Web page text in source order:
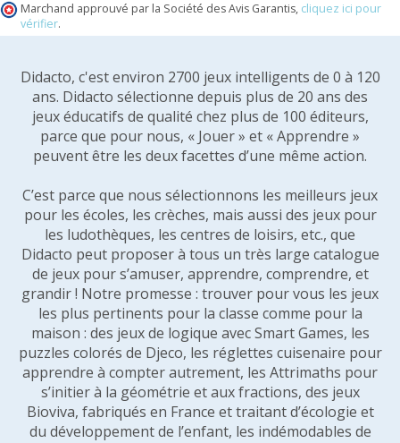
Marchand approuvé par la Société des Avis Garantis, cliquez ici pour
vérifier.
Didacto, c'est environ 2700 jeux intelligents de 0 à 120
ans. Didacto sélectionne depuis plus de 20 ans des
jeux éducatifs de qualité chez plus de 100 éditeurs,
parce que pour nous, « Jouer » et « Apprendre »
peuvent être les deux facettes d’une même action.
C’est parce que nous sélectionnons les meilleurs jeux
pour les écoles, les crèches, mais aussi des jeux pour
les ludothèques, les centres de loisirs, etc., que
Didacto peut proposer à tous un très large catalogue
de jeux pour s’amuser, apprendre, comprendre, et
grandir ! Notre promesse : trouver pour vous les jeux
les plus pertinents pour la classe comme pour la
maison : des jeux de logique avec Smart Games, les
puzzles colorés de Djeco, les réglettes cuisenaire pour
apprendre à compter autrement, les Attrimaths pour
s’initier à la géométrie et aux fractions, des jeux
Bioviva, fabriqués en France et traitant d’écologie et
du développement de l’enfant, les indémodables de